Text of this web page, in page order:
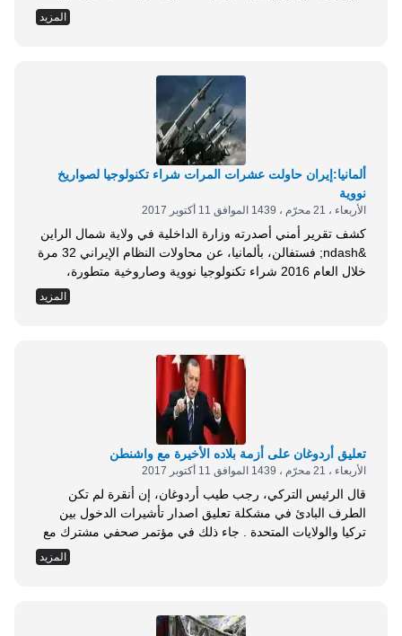
المذكور، النائب عن حزب العدالة والتنمية الحاكم أورهان أتالاي،
إن اتحاد مجالس الدول الإسلامية قرر تشكيل وفد لزيارة مخيمات
المزيد
ألمانيا:إيران حاولت عشرات المرات شراء تكنولوجيا لصواريخ
نووية
الأربعاء ، 21 محرّم ، 1439 الموافق 11 أكتوبر 2017
كشف تقرير أمني أصدرته وزارة الداخلية في ولاية شمال الراين
&ndash; فستفالن، بألمانيا، عن محاولات النظام الإيراني 32 مرة
خلال العام 2016 شراء تكنولوجيا نووية وصاروخية متطورة،
المزيد
تعليق أردوغان على أزمة بلاده الأخيرة مع واشنطن
الأربعاء ، 21 محرّم ، 1439 الموافق 11 أكتوبر 2017
قال الرئيس التركي، رجب طيب أردوغان، إن أنقرة لم تكن
الطرف البادئ في مشكلة تعليق اصدار تأشيرات الدخول بين
تركيا والولايات المتحدة . جاء ذلك في مؤتمر صحفي مشترك مع
الولايات المتحدة هي المسؤولة عن هذه القضية، واستنكر عدم
المزيد